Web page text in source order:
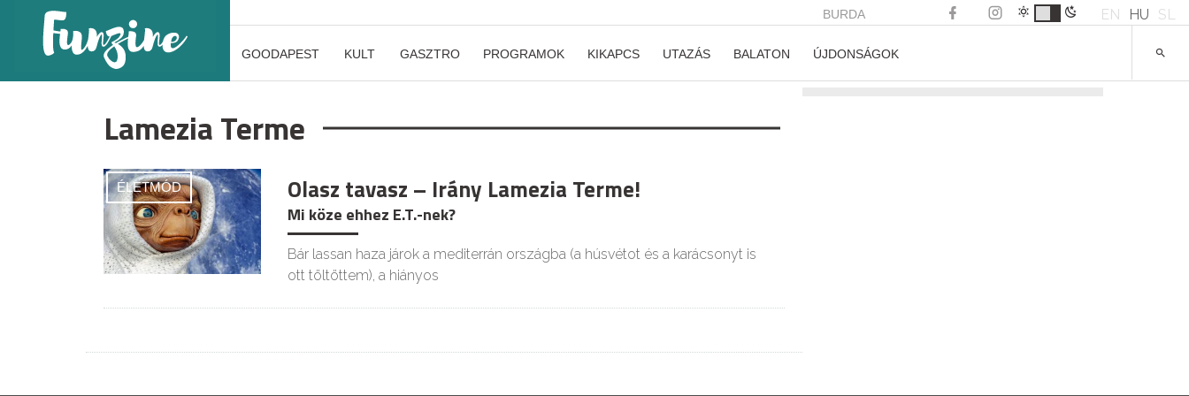
BURDA EN HU SL
GOODAPEST KULT GASZTRO PROGRAMOK KIKAPCS UTAZÁS BALATON ÚJDONSÁGOK
Lamezia Terme
ÉLETMÓD Olasz tavasz – Irány Lamezia Terme!
Mi köze ehhez E.T.-nek?
Bár lassan haza járok a mediterrán országba (a húsvétot és a karácsonyt is
ott töltöttem), a hiányos